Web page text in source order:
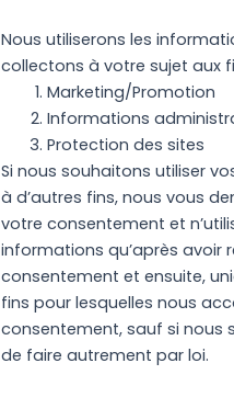
Nous utiliserons les
collectons à votre sujet aux
Marketing/Promotion
Informations
Protection des sites
Si nous souhaitons utiliser
à d’autres fins, nous vous
votre consentement et
informations qu’après avoir
consentement et ensuite,
fins pour lesquelles nous
consentement, sauf si nous
de faire autrement par loi.